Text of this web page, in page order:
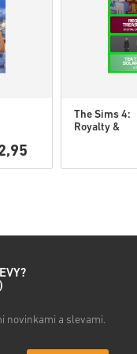
Podívej se na rychlý návod
• Stahovatelný obsah nebo
původní hru.
• Pro některé produkty
The Sims 4:
Royalty &
(EA app)
novinkami a slevami.